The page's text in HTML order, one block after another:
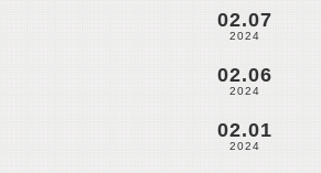
02.07
2024
02.06
2024
02.01
2024